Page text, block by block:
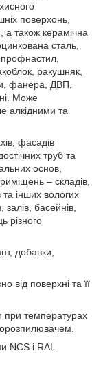
поверхонь,
також керамічна
сталь,
ракушняк,
фанера, ДВП,
Може
алкідними та
фасадів
труб та
основ,
– складів,
та інших вологих
басейнів,
різного
добавки,
від поверхні та її
при температурах
NCS і RAL.